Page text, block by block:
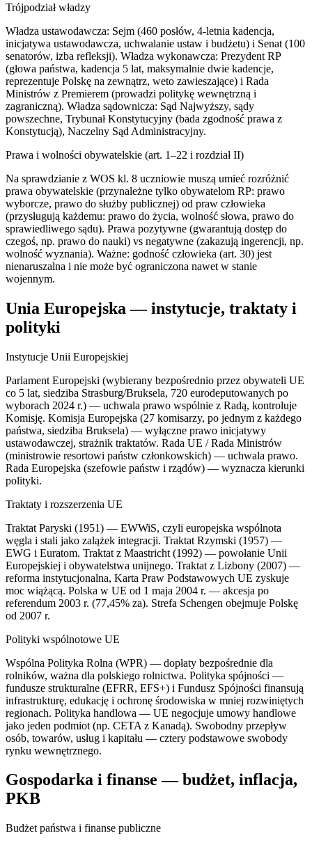
Trójpodział władzy
Władza ustawodawcza: Sejm (460 posłów, 4-letnia kadencja,
inicjatywa ustawodawcza, uchwalanie ustaw i budżetu) i Senat (100
senatorów, izba refleksji). Władza wykonawcza: Prezydent RP
(głowa państwa, kadencja 5 lat, maksymalnie dwie kadencje,
reprezentuje Polskę na zewnątrz, weto zawieszające) i Rada
Ministrów z Premierem (prowadzi politykę wewnętrzną i
zagraniczną). Władza sądownicza: Sąd Najwyższy, sądy
powszechne, Trybunał Konstytucyjny (bada zgodność prawa z
Konstytucją), Naczelny Sąd Administracyjny.
Prawa i wolności obywatelskie (art. 1–22 i rozdział II)
Na sprawdzianie z WOS kl. 8 uczniowie muszą umieć rozróżnić
prawa obywatelskie (przynależne tylko obywatelom RP: prawo
wyborcze, prawo do służby publicznej) od praw człowieka
(przysługują każdemu: prawo do życia, wolność słowa, prawo do
sprawiedliwego sądu). Prawa pozytywne (gwarantują dostęp do
czegoś, np. prawo do nauki) vs negatywne (zakazują ingerencji, np.
wolność wyznania). Ważne: godność człowieka (art. 30) jest
nienaruszalna i nie może być ograniczona nawet w stanie
wojennym.
Unia Europejska — instytucje, traktaty i
polityki
Instytucje Unii Europejskiej
Parlament Europejski (wybierany bezpośrednio przez obywateli UE
co 5 lat, siedziba Strasburg/Bruksela, 720 eurodeputowanych po
wyborach 2024 r.) — uchwala prawo wspólnie z Radą, kontroluje
Komisję. Komisja Europejska (27 komisarzy, po jednym z każdego
państwa, siedziba Bruksela) — wyłączne prawo inicjatywy
ustawodawczej, strażnik traktatów. Rada UE / Rada Ministrów
(ministrowie resortowi państw członkowskich) — uchwala prawo.
Rada Europejska (szefowie państw i rządów) — wyznacza kierunki
polityki.
Traktaty i rozszerzenia UE
Traktat Paryski (1951) — EWWiS, czyli europejska wspólnota
węgla i stali jako zalążek integracji. Traktat Rzymski (1957) —
EWG i Euratom. Traktat z Maastricht (1992) — powołanie Unii
Europejskiej i obywatelstwa unijnego. Traktat z Lizbony (2007) —
reforma instytucjonalna, Karta Praw Podstawowych UE zyskuje
moc wiążącą. Polska w UE od 1 maja 2004 r. — akcesja po
referendum 2003 r. (77,45% za). Strefa Schengen obejmuje Polskę
od 2007 r.
Polityki wspólnotowe UE
Wspólna Polityka Rolna (WPR) — dopłaty bezpośrednie dla
rolników, ważna dla polskiego rolnictwa. Polityka spójności —
fundusze strukturalne (EFRR, EFS+) i Fundusz Spójności finansują
infrastrukturę, edukację i ochronę środowiska w mniej rozwiniętych
regionach. Polityka handlowa — UE negocjuje umowy handlowe
jako jeden podmiot (np. CETA z Kanadą). Swobodny przepływ
osób, towarów, usług i kapitału — cztery podstawowe swobody
rynku wewnętrznego.
Gospodarka i finanse — budżet, inflacja,
PKB
Budżet państwa i finanse publiczne